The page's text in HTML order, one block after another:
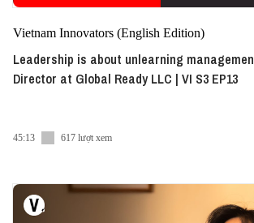
Vietnam Innovators (English Edition)
Leadership is about unlearning
Director at Global Ready LLC | VI S3 EP13
45:13 617 lượt xem